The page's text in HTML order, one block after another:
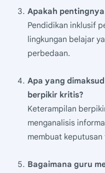
Apakah
Pendidikan inklusif
lingkungan belajar
perbedaan.
Apa yang
berpikir kritis?
Keterampilan
menganalisis
membuat
Bagaimana guru